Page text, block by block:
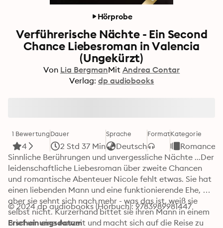
Hörprobe
Verführerische Nächte - Ein Second
Chance Liebesroman in Valencia
(Ungekürzt)
Von Lia BergmanMit Andrea Contar
Verlag: dp audiobooks
1 Bewertung
4
Dauer
2 Std 37 Min
Sprache
Deutsch
FormatKategorie
Romance
Sinnliche Berührungen und unvergessliche Nächte ...Der
leidenschaftliche Liebesroman über zweite Chancen
und romantische Abenteuer Nicole fehlt etwas. Sie hat
einen liebenden Mann und eine funktionierende Ehe,
aber sie sehnt sich nach mehr - was das ist, weiß sie
selbst nicht. Kurzerhand bittet sie ihren Mann in einem
Brief um eine Auszeit und macht sich auf die Reise zu
© 2024 dp audiobooks (Hörbuch): 9783989981447
Erscheinungsdatum